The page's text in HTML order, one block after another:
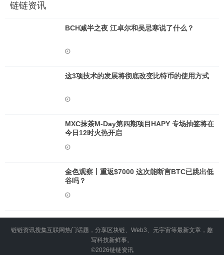
链链资讯
BCH减半之夜 江卓尔和吴忌寒说了什么？
这3项技术的发展将彻底改变比特币的使用方式
MXC抹茶M-Day第四期项目HAPY 专场抽签将在
今日12时火热开启
金色观察丨重返$7000 这次能断言BTC已跳出低
谷吗？
链链资讯搜集互联网热门话题，分享区块链、Web3、元宇宙等最新文章，趣
写科技新鲜事。
©2026链链资讯